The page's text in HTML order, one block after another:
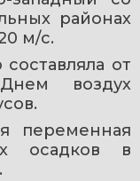
районах
м/с.
от
воздух
переменная
осадков в